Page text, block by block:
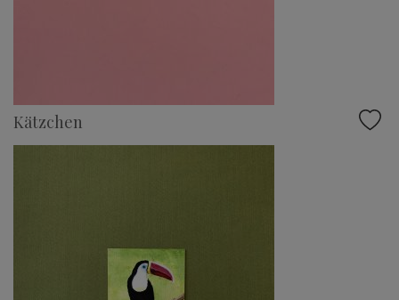
Kätzchen